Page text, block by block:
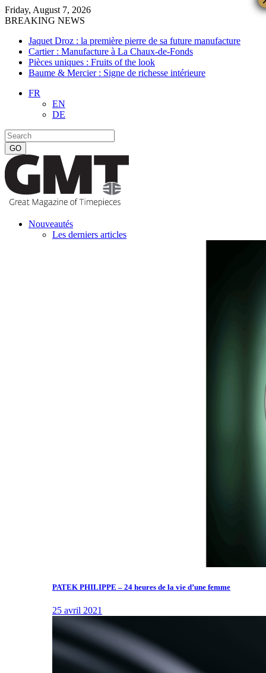
Friday, August 7, 2026
BREAKING NEWS
Jaquet Droz : la première pierre de sa future manufacture
Cartier : Manufacture à La Chaux-de-Fonds
Pièces uniques : Fruits of the look
Baume & Mercier : Signe de richesse intérieure
FR
EN
DE
Nouveautés
Les derniers articles
PATEK PHILIPPE – 24 heures de la vie d’une femme
25 avril 2021